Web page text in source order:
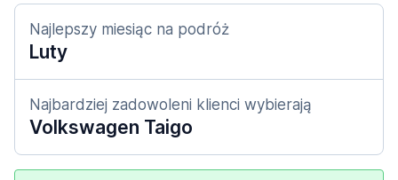
Najlepszy miesiąc na podróż
Luty
Najbardziej zadowoleni klienci wybierają
Volkswagen Taigo